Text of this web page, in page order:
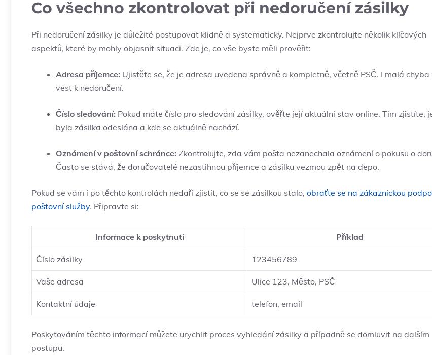
Co všechno zkontrolovat při nedoručení zásilky
Při nedoručení zásilky je důležité postupovat klidně a systematicky. Nejprve zkontrolujte několik klíčových
aspektů, které by mohly objasnit situaci. Zde je, co vše byste měli prověřit:
Adresa příjemce: Ujistěte se, že je adresa uvedena správně a kompletně, včetně PSČ. I malá chyba
vést k nedoručení.
Číslo sledování: Pokud máte číslo pro sledování zásilky, ověřte její aktuální stav online. Tím zjistíte,
byla zásilka odeslána a kde se aktuálně nachází.
Oznámení v poštovní schránce: Zkontrolujte, zda vám pošta nezanechala oznámení o pokusu o
Často se stává, že doručovatelé nezastihnou příjemce a zásilku vezmou zpět na depo.
Pokud se vám i po těchto kontrolách nedaří zjistit, co se se zásilkou stalo, obraťte se na zákaznickou
poštovní služby. Připravte si:
Informace k poskytnutí Příklad
Číslo zásilky 123456789
Vaše adresa Ulice 123, Město, PSČ
Kontaktní údaje telefon, email
Poskytováním těchto informací můžete urychlit proces vyhledání zásilky a případně se domluvit na dalším
postupu.